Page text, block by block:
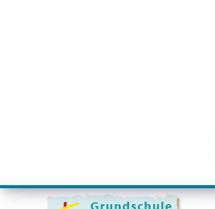
Visuelle
Assistenzsoftware